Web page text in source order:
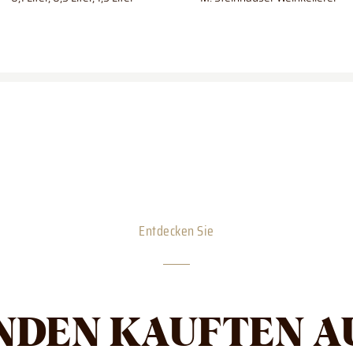
Entdecken Sie
KAUFTEN